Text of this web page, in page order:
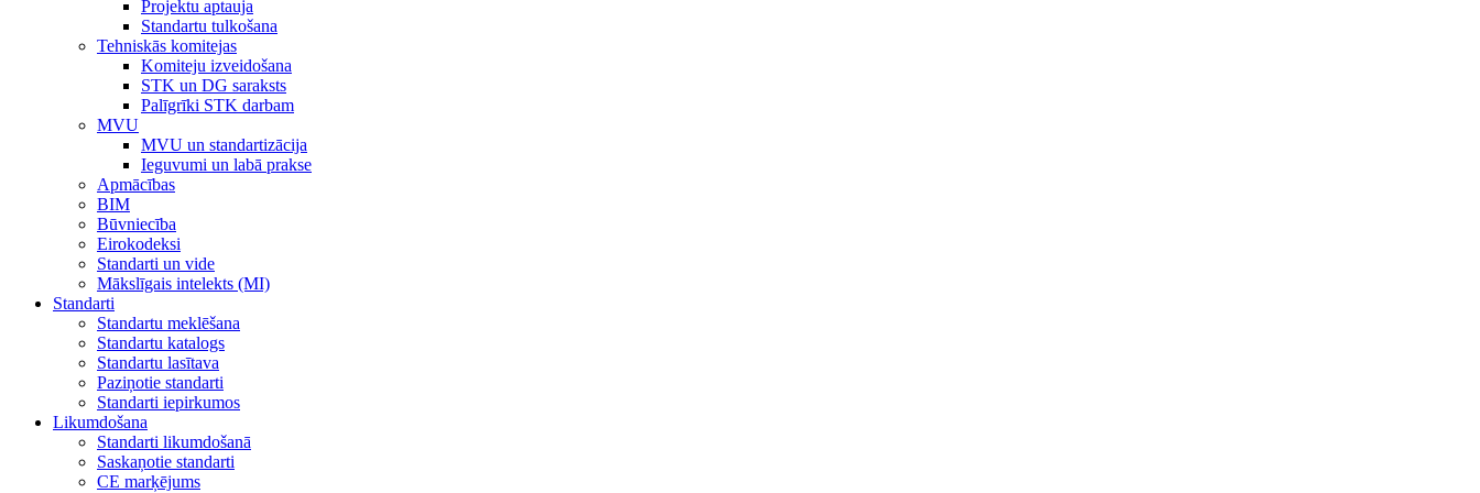
Projektu aptauja
Standartu tulkošana
Tehniskās komitejas
Komiteju izveidošana
STK un DG saraksts
Palīgrīki STK darbam
MVU
MVU un standartizācija
Ieguvumi un labā prakse
Apmācības
BIM
Būvniecība
Eirokodeksi
Standarti un vide
Mākslīgais intelekts (MI)
Standarti
Standartu meklēšana
Standartu katalogs
Standartu lasītava
Paziņotie standarti
Standarti iepirkumos
Likumdošana
Standarti likumdošanā
Saskaņotie standarti
CE marķējums